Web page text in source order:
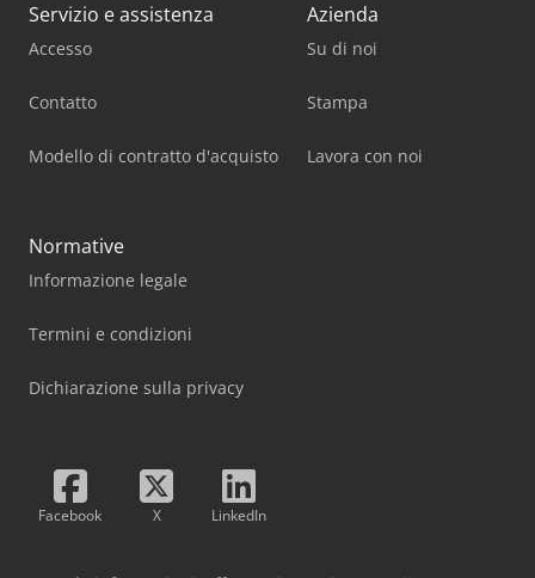
Servizio e assistenza
Accesso
Contatto
Modello di contratto d'acquisto
Azienda
Su di noi
Stampa
Lavora con noi
Normative
Informazione legale
Termini e condizioni
Dichiarazione sulla privacy
Facebook X LinkedIn